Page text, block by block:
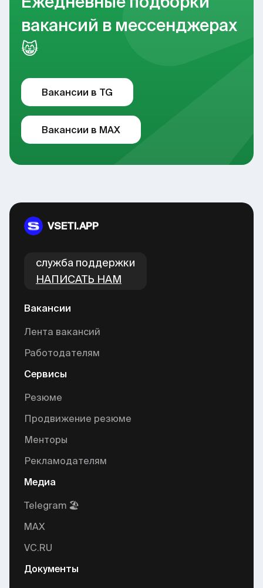
вакансий в мессенджерах
😸
Вакансии в TG
Вакансии в MAX
VSETI.APP
cлужба поддержки
НАПИСАТЬ НАМ
Вакансии
Лента вакансий
Работодателям
Сервисы
Резюме
Продвижение резюме
Менторы
Рекламодателям
Медиа
Telegram 🏖
MAX
VC.RU
Документы